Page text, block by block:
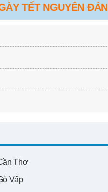
TẾT NGUYÊN ĐÁN
Thơ
Vấp